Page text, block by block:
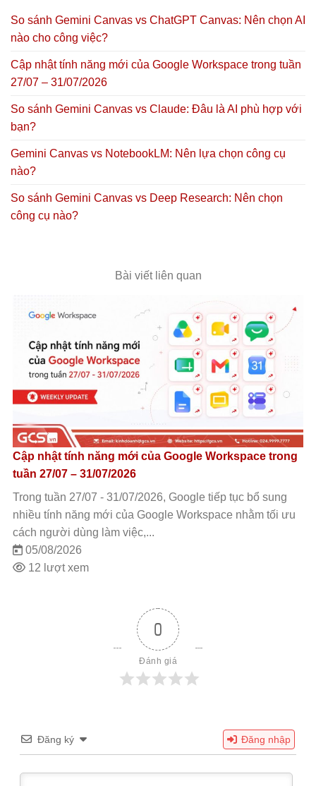
So sánh Gemini Canvas vs ChatGPT Canvas: Nên chọn AI
nào cho công việc?
Cập nhật tính năng mới của Google Workspace trong tuần
27/07 – 31/07/2026
So sánh Gemini Canvas vs Claude: Đâu là AI phù hợp với
bạn?
Gemini Canvas vs NotebookLM: Nên lựa chọn công cụ
nào?
So sánh Gemini Canvas vs Deep Research: Nên chọn
công cụ nào?
Bài viết liên quan
Cập nhật tính năng mới của Google Workspace trong
tuần 27/07 – 31/07/2026
Trong tuần 27/07 - 31/07/2026, Google tiếp tục bổ sung
nhiều tính năng mới của Google Workspace nhằm tối ưu
cách người dùng làm việc,...
05/08/2026
12 lượt xem
0
Đánh giá
Đăng ký Đăng nhập